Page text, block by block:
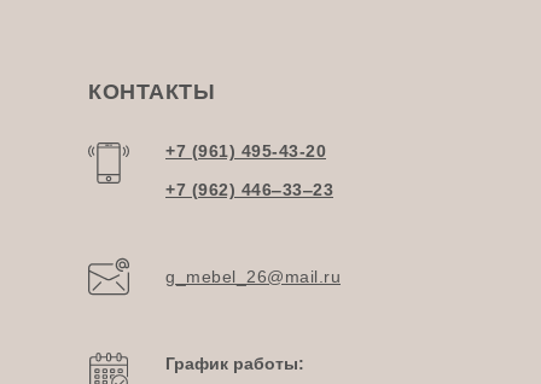
+7 (962) 446‒33‒23
g_mebel_26@mail.ru
+7 (961) 495-43-20
График работы:
КОНТАКТЫ